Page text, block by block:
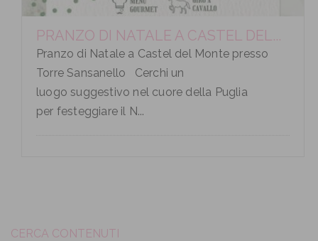
PRANZO DI NATALE A CASTEL DEL...
Pranzo di Natale a Castel del Monte presso
Torre Sansanello Cerchi un
luogo suggestivo nel cuore della Puglia
per festeggiare il N...
CERCA CONTENUTI